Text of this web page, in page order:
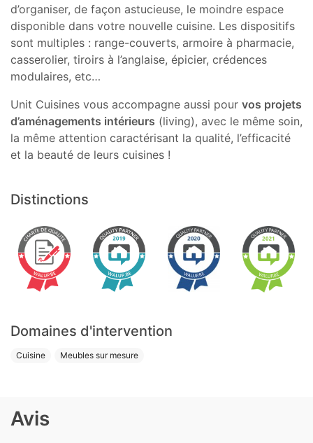
d’organiser, de façon astucieuse, le moindre espace
disponible dans votre nouvelle cuisine. Les dispositifs
sont multiples : range-couverts, armoire à pharmacie,
casserolier, tiroirs à l’anglaise, épicier, crédences
modulaires, etc…
Unit Cuisines vous accompagne aussi pour vos projets
d’aménagements intérieurs (living), avec le même soin,
la même attention caractérisant la qualité, l’efficacité
et la beauté de leurs cuisines !
Distinctions
Domaines d'intervention
Cuisine Meubles sur mesure
Avis